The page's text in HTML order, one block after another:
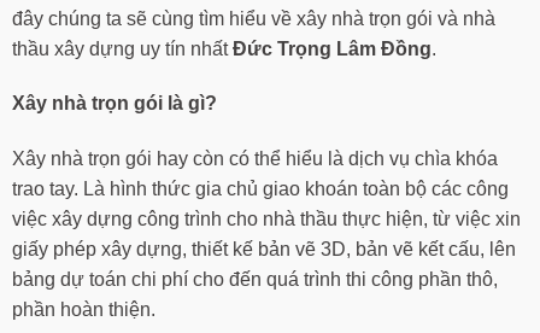
đây chúng ta sẽ cùng tìm hiểu về xây nhà trọn gói và nhà
thầu xây dựng uy tín nhấtĐức Trọng Lâm Đồng.
Xây nhà trọn gói là gì?
Xây nhà trọn gói hay còn có thể hiểu là dịch vụ chìa khóa
trao tay. Là hình thức gia chủ giao khoán toàn bộ các công
việc xây dựng công trình cho nhà thầu thực hiện, từ việc xin
giấy phép xây dựng, thiết kế bản vẽ 3D, bản vẽ kết cấu, lên
bảng dự toán chi phí cho đến quá trình thi công phần thô,
phần hoàn thiện.